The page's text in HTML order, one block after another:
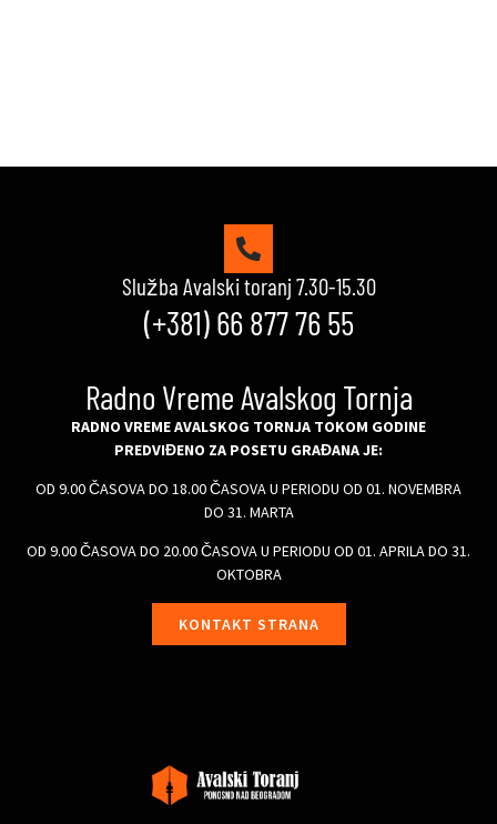
Služba Avalski toranj 7.30-15.30
(+381) 66 877 76 55
Radno Vreme Avalskog Tornja
RADNO VREME AVALSKOG TORNJA TOKOM GODINE
PREDVIĐENO ZA POSETU GRAĐANA JE:
OD 9.00 ČASOVA DO 18.00 ČASOVA U PERIODU OD 01. NOVEMBRA
DO 31. MARTA
OD 9.00 ČASOVA DO 20.00 ČASOVA U PERIODU OD 01. APRILA DO 31.
OKTOBRA
KONTAKT STRANA